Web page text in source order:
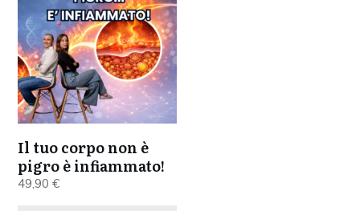
Il tuo corpo non è
pigro è infiammato!
49,90 €